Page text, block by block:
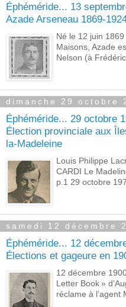
Éphéméride... 13
Azade Arseneau 1869-
Né le 12 juin
Maisons, Azade
Nelson (à
dimanche 29 octobre
Éphéméride... 29 octobre
Élection provinciale aux
la-Madeleine
Louis Philippe
CARDI Le
p.1 29 octobre
samedi 12 décembre
Éphéméride... 12
Élections et gageure en
12 décembre
Letter Book »
réclame à l’agent